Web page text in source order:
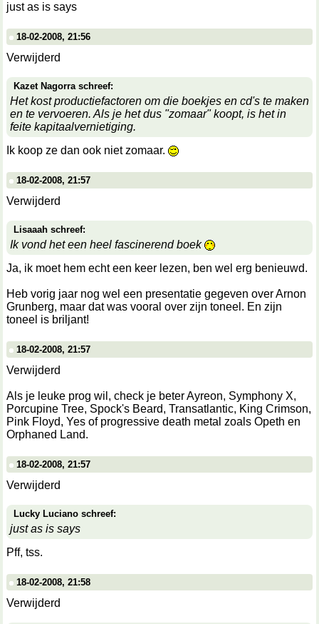
just as is says
18-02-2008, 21:56
Verwijderd
Kazet Nagorra schreef:
Het kost productiefactoren om die boekjes en cd's te maken
en te vervoeren. Als je het dus "zomaar" koopt, is het in
feite kapitaalvernietiging.
Ik koop ze dan ook niet zomaar.
18-02-2008, 21:57
Verwijderd
Lisaaah schreef:
Ik vond het een heel fascinerend boek
Ja, ik moet hem echt een keer lezen, ben wel erg benieuwd.
Heb vorig jaar nog wel een presentatie gegeven over Arnon
Grunberg, maar dat was vooral over zijn toneel. En zijn
toneel is briljant!
18-02-2008, 21:57
Verwijderd
Als je leuke prog wil, check je beter Ayreon, Symphony X,
Porcupine Tree, Spock's Beard, Transatlantic, King Crimson,
Pink Floyd, Yes of progressive death metal zoals Opeth en
Orphaned Land.
18-02-2008, 21:57
Verwijderd
Lucky Luciano schreef:
just as is says
Pff, tss.
18-02-2008, 21:58
Verwijderd